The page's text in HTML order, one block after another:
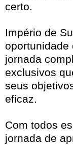
certo.
Império de
oportunidade
jornada
exclusivos
seus
eficaz.
Com todos
jornada de